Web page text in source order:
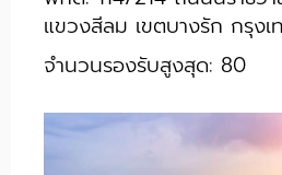
แขวงสีลม เขตบางรัก กรุง
จำนวนรองรับสูงสุด: 80